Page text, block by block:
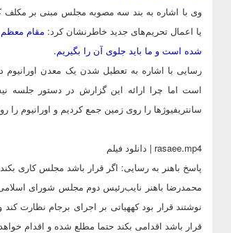
وی با اشاره به بند سه مصوبه مجلس مبنی بر مکلف
یا اعمال تحریم‌های جدید خاطرنشان کرد: مقام معظم
شده است و ما باید جلوی آن را بگیریم.
است اما چرا ارائه این گزارش در دستور جلسه
سانتریفیوژها را روی زمین جمع کردیم و اورانیوم را
rasaee.mp4 | دانلود فیلم
پاسخ باهنر به رسایی: اگر قرار باشد مجلس کاری
محمدرضا باهنر نایب‌رئیس دوم مجلس شورای
نوشتند قرار بود کههیاتی بر اجرای برجام نظارت
قرار باشد اقدامی بکند حتما مطلع شده و اقدام